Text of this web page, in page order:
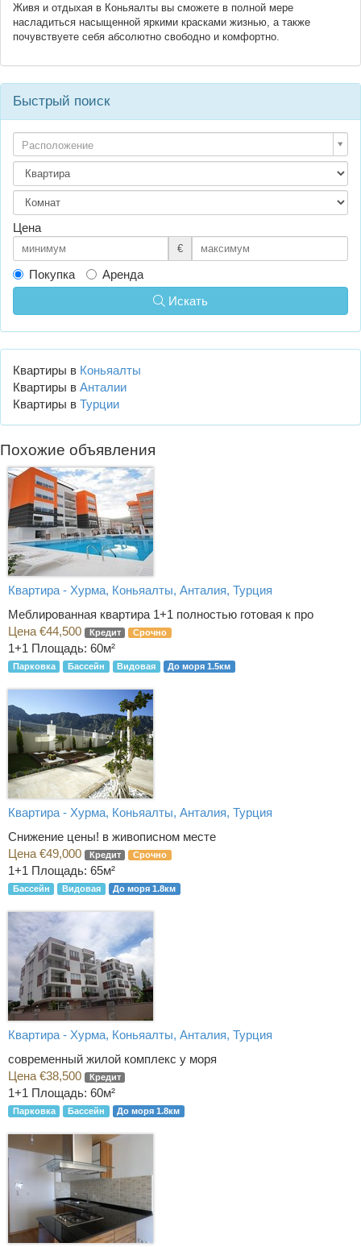
Живя и отдыхая в Коньяалты вы сможете в полной мере
насладиться насыщенной яркими красками жизнью, а также
почувствуете себя абсолютно свободно и комфортно.
Быстрый поиск
Расположение
Цена
€
Покупка
Аренда
Искать
Квартиры в Коньяалты
Квартиры в Анталии
Квартиры в Турции
Похожие объявления
Квартира - Хурма, Коньяалты, Анталия, Турция
Меблированная квартира 1+1 полностью готовая к про
Цена €44,500
Кредит Срочно
1+1 Площадь: 60м²
Парковка Бассейн Видовая До моря 1.5км
Квартира - Хурма, Коньяалты, Анталия, Турция
Снижение цены! в живописном месте
Цена €49,000
Кредит Срочно
1+1 Площадь: 65м²
Бассейн Видовая До моря 1.8км
Квартира - Хурма, Коньяалты, Анталия, Турция
современный жилой комплекс у моря
Цена €38,500
Кредит
1+1 Площадь: 60м²
Парковка Бассейн До моря 1.8км